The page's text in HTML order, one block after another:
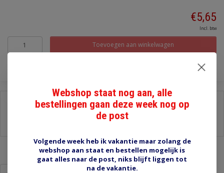
€5,65
Incl. btw
Toevoegen aan winkelwagen
Webshop staat nog aan, alle
bestellingen gaan deze week nog op
de post
Volgende week heb ik vakantie maar zolang de
webshop aan staat en bestellen mogelijk is
gaat alles naar de post, niks blijft liggen tot
na de vakantie.